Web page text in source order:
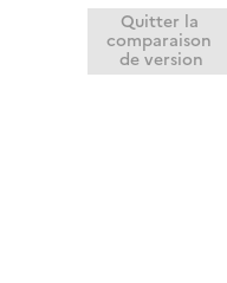
Quitter la
comparaison
de version